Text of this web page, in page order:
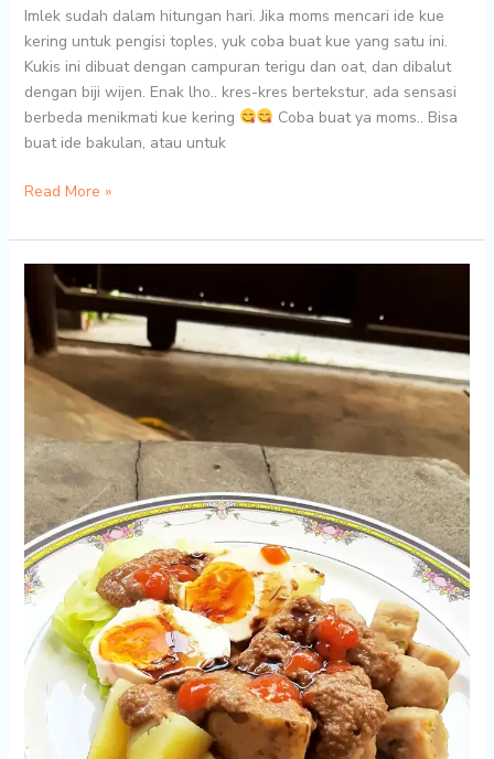
Imlek sudah dalam hitungan hari. Jika moms mencari ide kue
kering untuk pengisi toples, yuk coba buat kue yang satu ini.
Kukis ini dibuat dengan campuran terigu dan oat, dan dibalut
dengan biji wijen. Enak lho.. kres-kres bertekstur, ada sensasi
berbeda menikmati kue kering
Coba buat ya moms.. Bisa
buat ide bakulan, atau untuk
Resep
Kering
Oat
Balut
Wijen
Read More »